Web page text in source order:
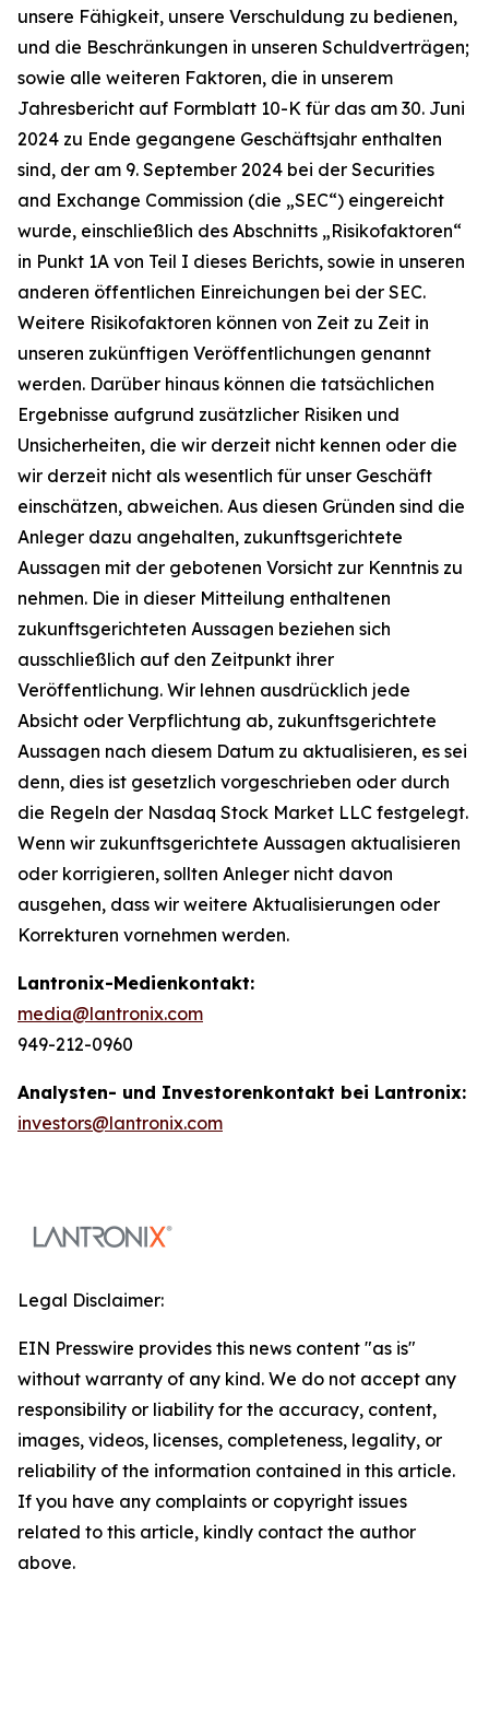
unsere Fähigkeit, unsere Verschuldung zu bedienen,
und die Beschränkungen in unseren Schuldverträgen;
sowie alle weiteren Faktoren, die in unserem
Jahresbericht auf Formblatt 10-K für das am 30. Juni
2024 zu Ende gegangene Geschäftsjahr enthalten
sind, der am 9. September 2024 bei der Securities
and Exchange Commission (die „SEC“) eingereicht
wurde, einschließlich des Abschnitts „Risikofaktoren“
in Punkt 1A von Teil I dieses Berichts, sowie in unseren
anderen öffentlichen Einreichungen bei der SEC.
Weitere Risikofaktoren können von Zeit zu Zeit in
unseren zukünftigen Veröffentlichungen genannt
werden. Darüber hinaus können die tatsächlichen
Ergebnisse aufgrund zusätzlicher Risiken und
Unsicherheiten, die wir derzeit nicht kennen oder die
wir derzeit nicht als wesentlich für unser Geschäft
einschätzen, abweichen. Aus diesen Gründen sind die
Anleger dazu angehalten, zukunftsgerichtete
Aussagen mit der gebotenen Vorsicht zur Kenntnis zu
nehmen. Die in dieser Mitteilung enthaltenen
zukunftsgerichteten Aussagen beziehen sich
ausschließlich auf den Zeitpunkt ihrer
Veröffentlichung. Wir lehnen ausdrücklich jede
Absicht oder Verpflichtung ab, zukunftsgerichtete
Aussagen nach diesem Datum zu aktualisieren, es sei
denn, dies ist gesetzlich vorgeschrieben oder durch
die Regeln der Nasdaq Stock Market LLC festgelegt.
Wenn wir zukunftsgerichtete Aussagen aktualisieren
oder korrigieren, sollten Anleger nicht davon
ausgehen, dass wir weitere Aktualisierungen oder
Korrekturen vornehmen werden.
Lantronix-Medienkontakt:
media@lantronix.com
949-212-0960
Analysten- und Investorenkontakt bei Lantronix:
investors@lantronix.com
Legal Disclaimer:
EIN Presswire provides this news content "as is"
without warranty of any kind. We do not accept any
responsibility or liability for the accuracy, content,
images, videos, licenses, completeness, legality, or
reliability of the information contained in this article.
If you have any complaints or copyright issues
related to this article, kindly contact the author
above.